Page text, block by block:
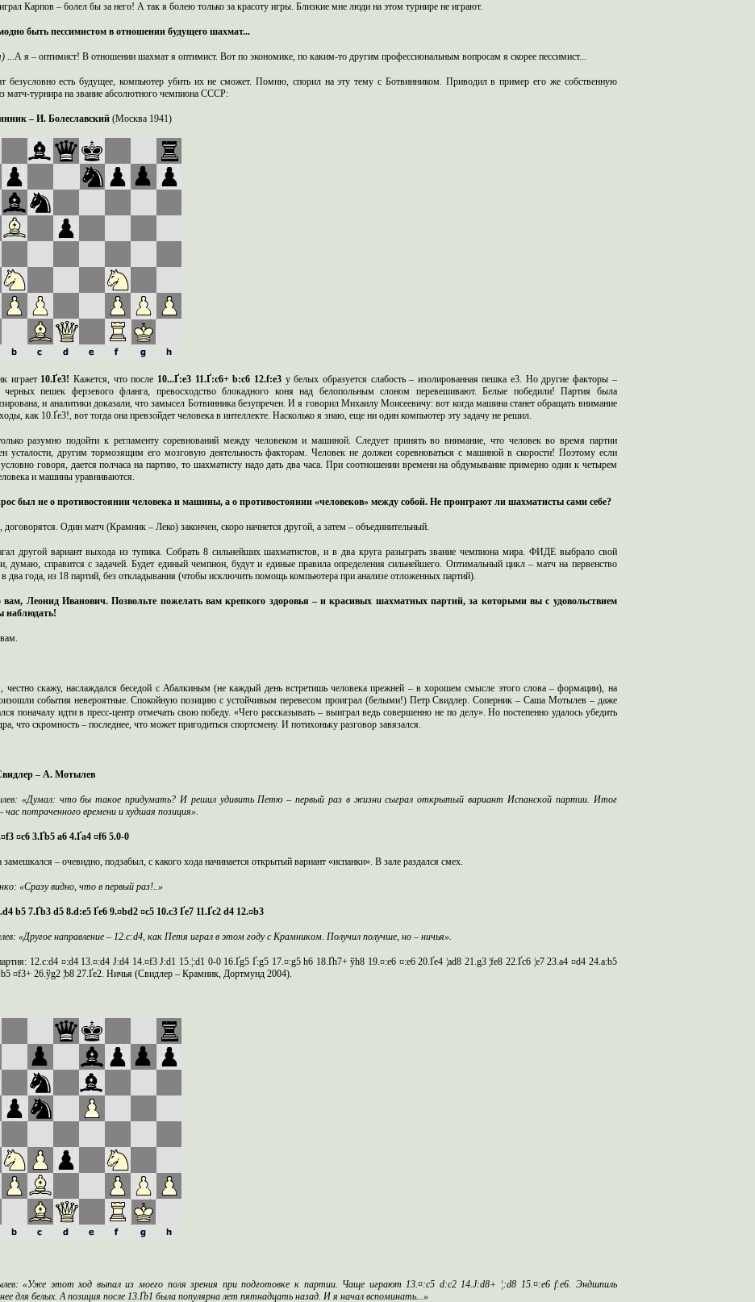
Карпов – болел бы за него! А так я болею только за красоту игры. Близкие мне люди на этом турнире не играют.
быть пессимистом в отношении будущего шахмат...
...А я – оптимист! В отношении шахмат я оптимист. Вот по экономике, по каким-то другим профессиональным вопросам я скорее пессимист...
безусловно есть будущее, компьютер убить их не сможет. Помню, спорил на эту тему с Ботвинником. Приводил в пример его же собственную
матч-турнира на звание абсолютного чемпиона СССР:
– И. Болеславский (Москва 1941)
играет 10.Ґe3! Кажется, что после 10...Ґ:e3 11.Ґ:c6+ b:c6 12.f:e3 у белых образуется слабость – изолированная пешка е3. Но другие факторы –
черных пешек ферзевого фланга, превосходство блокадного коня над белопольным слоном перевешивают. Белые победили! Партия была
и аналитики доказали, что замысел Ботвинника безупречен. И я говорил Михаилу Моисеевичу: вот когда машина станет обращать внимание
как 10.Ґe3!, вот тогда она превзойдет человека в интеллекте. Насколько я знаю, еще ни один компьютер эту задачу не решил.
разумно подойти к регламенту соревнований между человеком и машиной. Следует принять во внимание, что человек во время партии
усталости, другим тормозящим его мозговую деятельность факторам. Человек не должен соревноваться с машиной в скорости! Поэтому если
говоря, дается полчаса на партию, то шахматисту надо дать два часа. При соотношении времени на обдумывание примерно один к четырем
и машины уравниваются.
был не о противостоянии человека и машины, а о противостоянии «человеков» между собой. Не проиграют ли шахматисты сами себе?
Один матч (Крамник – Леко) закончен, скоро начнется другой, а затем – объединительный.
другой вариант выхода из тупика. Собрать 8 сильнейших шахматистов, и в два круга разыграть звание чемпиона мира. ФИДЕ выбрало свой
и, думаю, справится с задачей. Будет единый чемпион, будут и единые правила определения сильнейшего. Оптимальный цикл – матч на первенство
два года, из 18 партий, без откладывания (чтобы исключить помощь компьютера при анализе отложенных партий).
вам, Леонид Иванович. Позвольте пожелать вам крепкого здоровья – и красивых шахматных партий, за которыми вы с удовольствием
наблюдать!
честно скажу, наслаждался беседой с Абалкиным (не каждый день встретишь человека прежней – в хорошем смысле этого слова – формации), на
события невероятные. Спокойную позицию с устойчивым перевесом проиграл (белыми!) Петр Свидлер. Соперник – Саша Мотылев – даже
поначалу идти в пресс-центр отмечать свою победу. «Чего рассказывать – выиграл ведь совершенно не по делу». Но постепенно удалось убедить
что скромность – последнее, что может пригодиться спортсмену. И потихоньку разговор завязался.
– А. Мотылев
«Думал: что бы такое придумать? И решил удивить Петю – первый раз в жизни сыграл открытый вариант Испанской партии. Итог
час потраченного времени и худшая позиция».
¤c6 3.Ґb5 a6 4.Ґa4 ¤f6 5.0-0
– очевидно, подзабыл, с какого хода начинается открытый вариант «испанки». В зале раздался смех.
«Сразу видно, что в первый раз!..»
b5 7.Ґb3 d5 8.d:e5 Ґe6 9.¤bd2 ¤c5 10.c3 Ґe7 11.Ґc2 d4 12.¤b3
«Другое направление – 12.c:d4, как Петя играл в этом году с Крамником. Получил получше, но – ничья».
12.c:d4 ¤:d4 13.¤:d4 Ј:d4 14.¤f3 Ј:d1 15.¦:d1 0-0 16.Ґg5 Ґ:g5 17.¤:g5 h6 18.Ґh7+ ўh8 19.¤:e6 ¤:e6 20.Ґe4 ¦ad8 21.g3 ¦fe8 22.Ґc6 ¦e7 23.a4 ¤d4 24.a:b5
¤f3+ 26.ўg2 ¦b8 27.Ґe2. Ничья (Свидлер – Крамник, Дортмунд 2004).
«Уже этот ход выпал из моего поля зрения при подготовке к партии. Чаще играют 13.¤:c5 d:c2 14.Ј:d8+ ¦:d8 15.¤:e6 f:e6. Эндшпиль
для белых. А позиция после 13.Ґb1 была популярна лет пятнадцать назад. И я начал вспоминать...»